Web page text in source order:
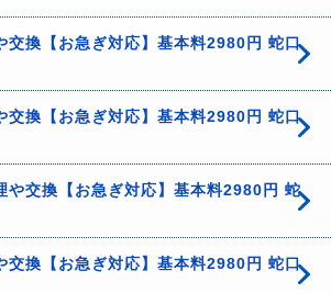
交換【お急ぎ対応】基本料2980円 蛇口
交換【お急ぎ対応】基本料2980円 蛇口
や交換【お急ぎ対応】基本料2980円 蛇
交換【お急ぎ対応】基本料2980円 蛇口